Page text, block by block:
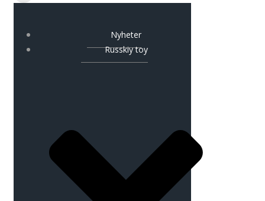
Nyheter
Russkiy toy